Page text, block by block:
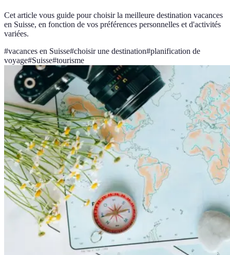
Cet article vous guide pour choisir la meilleure destination vacances
en Suisse, en fonction de vos préférences personnelles et d'activités
variées.
#vacances en Suisse#choisir une destination#planification de
voyage#Suisse#tourisme